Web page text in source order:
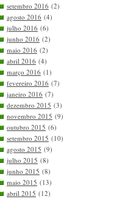
setembro 2016 (2)
agosto 2016 (4)
julho 2016 (6)
junho 2016 (2)
maio 2016 (2)
abril 2016 (4)
março 2016 (1)
fevereiro 2016 (7)
janeiro 2016 (7)
dezembro 2015 (3)
novembro 2015 (9)
outubro 2015 (6)
setembro 2015 (10)
agosto 2015 (9)
julho 2015 (8)
junho 2015 (8)
maio 2015 (13)
abril 2015 (12)